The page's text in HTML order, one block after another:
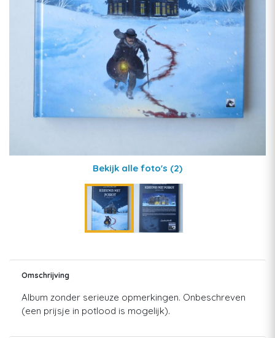
Bekijk alle foto's (2)
Omschrijving
Album zonder serieuze opmerkingen. Onbeschreven
(een prijsje in potlood is mogelijk).